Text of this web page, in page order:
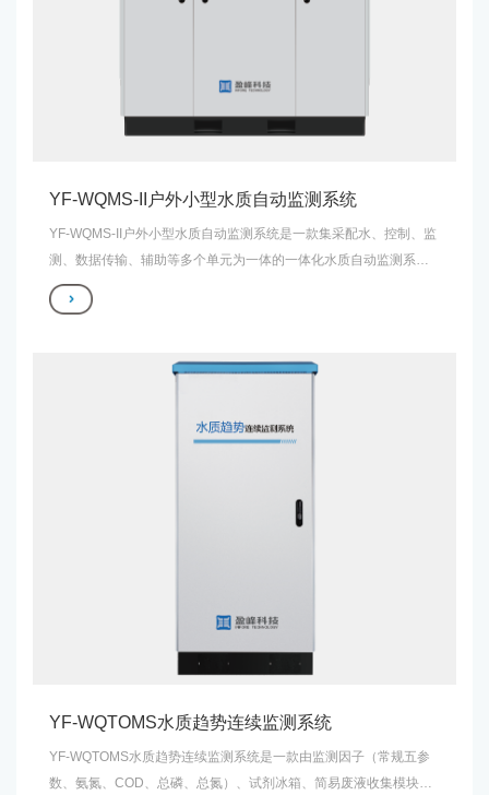
YF-WQMS-II户外小型水质自动监测系统
YF-WQMS-II户外小型水质自动监测系统是一款集采配水、控制、监
测、数据传输、辅助等多个单元为一体的一体化水质自动监测系
统，可实现水温、pH、电导率、浊度、溶解氧、高锰酸盐指数、氨
氮、总磷、总氮等在内的12项常规水质因子的同步实时在线监测。
YF-WQTOMS水质趋势连续监测系统
YF-WQTOMS水质趋势连续监测系统是一款由监测因子（常规五参
数、氨氮、COD、总磷、总氮）、试剂冰箱、简易废液收集模块组